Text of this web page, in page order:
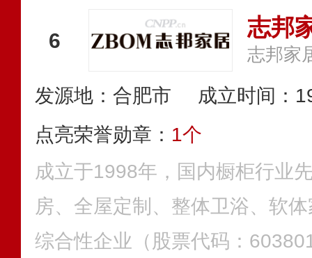
6 志邦
志邦家
发源地：合肥市
成立时间：
点亮荣誉勋章： 1个
成立于1998年，国内橱柜行业
房、全屋定制、整体卫浴、软
综合性企业（股票代码：